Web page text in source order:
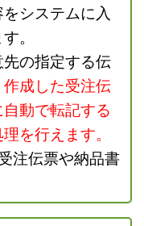
システムに入
。
の指定する伝
作成した受注伝
動で転記する
を行えます。
注伝票や納品書